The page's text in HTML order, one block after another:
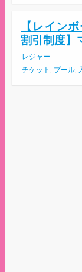
【レイン
割引制度】
レジャー
チケット , プール,